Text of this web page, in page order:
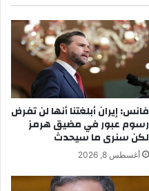
فانس: إيران أبلغتنا أنها لن تفرض
رسوم عبور في مضيق هرمز
لكن سنرى ما سيحدث
أغسطس 8, 2026